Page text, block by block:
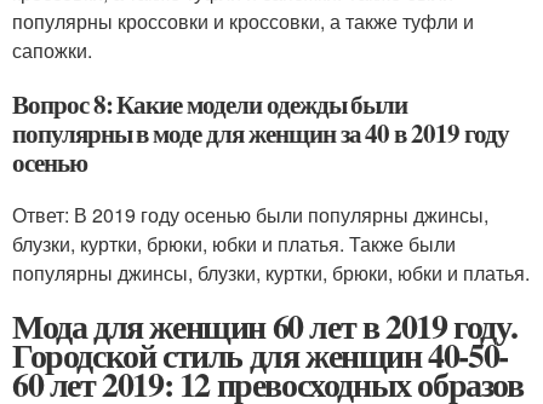
популярны кроссовки и кроссовки, а также туфли и
сапожки.
Вопрос 8: Какие модели одежды были
популярны в моде для женщин за 40 в 2019 году
осенью
Ответ: В 2019 году осенью были популярны джинсы,
блузки, куртки, брюки, юбки и платья. Также были
популярны джинсы, блузки, куртки, брюки, юбки и платья.
Мода для женщин 60 лет в 2019 году.
Городской стиль для женщин 40-50-
60 лет 2019: 12 превосходных образов